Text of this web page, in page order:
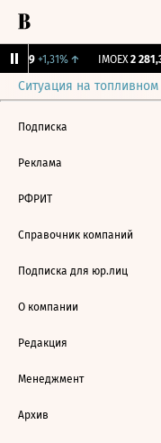
12,239 +1,31%↑ IMOEX 2
Ситуация на
Подписка
Реклама
РФРИТ
Справочник компаний
Подписка для юр.лиц
О компании
Редакция
Менеджмент
Архив